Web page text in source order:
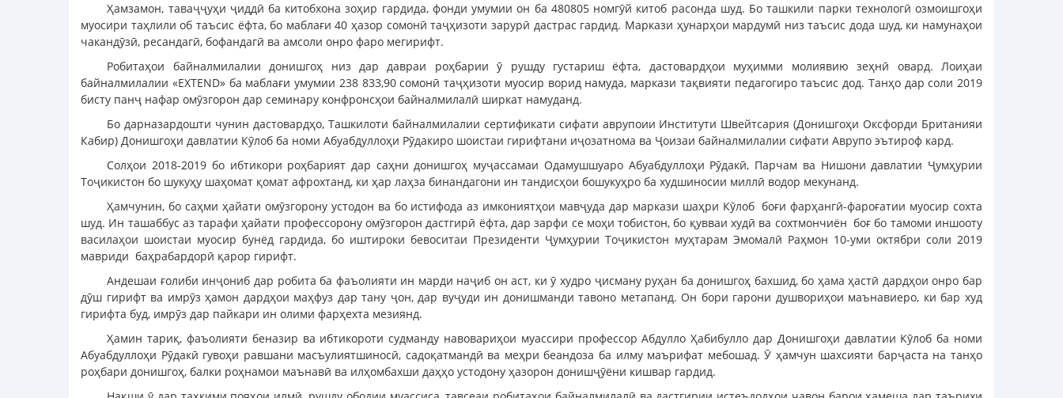
Ҳамзамон, таваҷҷуҳи ҷиддӣ ба китобхона зоҳир гардида, фонди умумии он ба 480805 номгӯй китоб расонда шуд. Бо ташкили парки технологӣ озмоишгоҳи
муосири таҳлили об таъсис ёфта, бо маблағи 40 ҳазор сомонӣ таҷҳизоти зарурӣ дастрас гардид. Маркази ҳунарҳои мардумӣ низ таъсис дода шуд, ки намунаҳои
чакандӯзӣ, ресандагӣ, бофандагӣ ва амсоли онро фаро мегирифт.
Робитаҳои байналмилалии донишгоҳ низ дар давраи роҳбарии ӯ рушду густариш ёфта, дастовардҳои муҳимми молиявию зеҳнӣ овард. Лоиҳаи
байналмилалии «EXTEND» ба маблағи умумии 238 833,90 сомонӣ таҷҳизоти муосир ворид намуда, маркази тақвияти педагогиро таъсис дод. Танҳо дар соли 2019
бисту панҷ нафар омӯзгорон дар семинару конфронсҳои байналмилалӣ ширкат намуданд.
Бо дарназардошти чунин дастовардҳо, Ташкилоти байналмилалии сертификати сифати аврупоии Институти Швейтсария (Донишгоҳи Оксфорди Британияи
Кабир) Донишгоҳи давлатии Кӯлоб ба номи Абуабдуллоҳи Рӯдакиро шоистаи гирифтани иҷозатнома ва Ҷоизаи байналмилалии сифати Аврупо эътироф кард.
Солҳои 2018-2019 бо ибтикори роҳбарият дар саҳни донишгоҳ муҷассамаи Одамушшуаро Абуабдуллоҳи Рӯдакӣ, Парчам ва Нишони давлатии Ҷумҳурии
Тоҷикистон бо шукуҳу шаҳомат қомат афрохтанд, ки ҳар лаҳза бинандагони ин тандисҳои бошукуҳро ба худшиносии миллӣ водор мекунанд.
Ҳамчунин, бо саҳми ҳайати омӯзгорону устодон ва бо истифода аз имкониятҳои мавҷуда дар маркази шаҳри Кӯлоб боғи фарҳангӣ-фароғатии муосир сохта
шуд. Ин ташаббус аз тарафи ҳайати профессорону омӯзгорон дастгирӣ ёфта, дар зарфи се моҳи тобистон, бо қувваи худӣ ва сохтмончиён боғ бо тамоми иншооту
василаҳои шоистаи муосир бунёд гардида, бо иштироки бевоситаи Президенти Ҷумҳурии Тоҷикистон муҳтарам Эмомалӣ Раҳмон 10-уми октябри соли 2019
мавриди баҳрабардорӣ қарор гирифт.
Андешаи ғолиби инҷониб дар робита ба фаъолияти ин марди наҷиб он аст, ки ӯ худро ҷисману руҳан ба донишгоҳ бахшид, бо ҳама ҳастӣ дардҳои онро бар
дӯш гирифт ва имрӯз ҳамон дардҳои маҳфуз дар тану ҷон, дар вуҷуди ин донишманди тавоно метапанд. Он бори гарони душвориҳои маънавиеро, ки бар худ
гирифта буд, имрӯз дар пайкари ин олими фарҳехта мезиянд.
Ҳамин тариқ, фаъолияти беназир ва ибтикороти судманду навовариҳои муассири профессор Абдулло Ҳабибулло дар Донишгоҳи давлатии Кӯлоб ба номи
Абуабдуллоҳи Рӯдакӣ гувоҳи равшани масъулиятшиносӣ, садоқатмандӣ ва меҳри беандоза ба илму маърифат мебошад. Ӯ ҳамчун шахсияти барҷаста на танҳо
роҳбари донишгоҳ, балки роҳнамои маънавӣ ва илҳомбахши даҳҳо устодону ҳазорон донишҷӯёни кишвар гардид.